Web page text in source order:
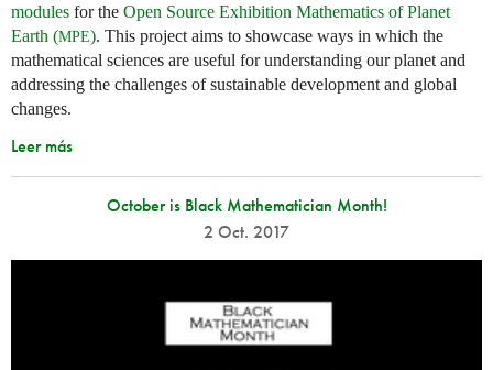
modules for the Open Source Exhibition Mathematics of Planet
Earth (MPE). This project aims to showcase ways in which the
mathematical sciences are useful for understanding our planet and
addressing the challenges of sustainable development and global
changes.
Leer más
October is Black Mathematician Month!
2 Oct. 2017